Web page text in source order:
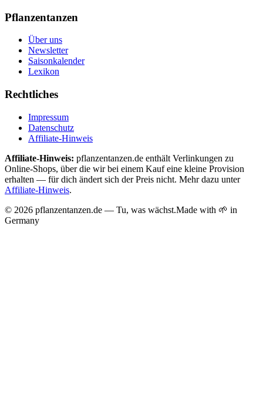
Pflanzentanzen
Über uns
Newsletter
Saisonkalender
Lexikon
Rechtliches
Impressum
Datenschutz
Affiliate-Hinweis
Affiliate-Hinweis: pflanzentanzen.de enthält Verlinkungen zu
Online-Shops, über die wir bei einem Kauf eine kleine Provision
erhalten — für dich ändert sich der Preis nicht. Mehr dazu unter
Affiliate-Hinweis.
© 2026 pflanzentanzen.de — Tu, was wächst.Made with 🌱 in
Germany